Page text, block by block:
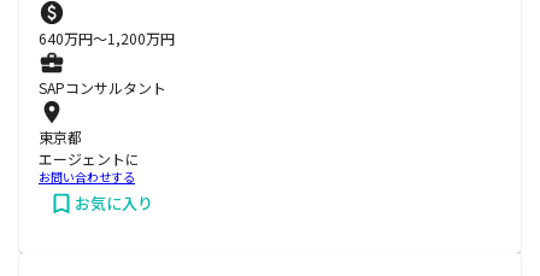
640万円〜1,200万円
SAPコンサルタント
東京都
エージェントに
お問い合わせする
お気に入り